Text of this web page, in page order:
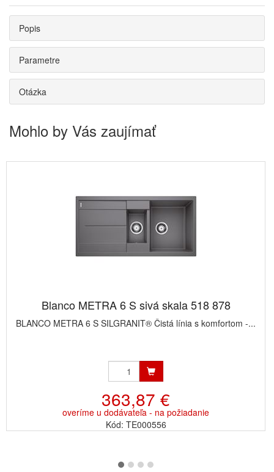
Popis
Parametre
Otázka
Mohlo by Vás zaujímať
Blanco METRA 6 S sivá skala 518 878
BLANCO METRA 6 S SILGRANIT® Čistá línia s komfortom -...
363,87 €
overíme u dodávateľa - na požiadanie
Kód: TE000556